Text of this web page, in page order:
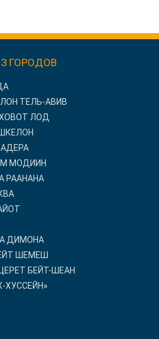
ГОРОДОВ
ТЕЛЬ-АВИВ
ЛОД
МОДИИН
РААНАНА
ДИМОНА
ШЕМЕШ
БЕЙТ-ШЕАН
ХУССЕЙН»